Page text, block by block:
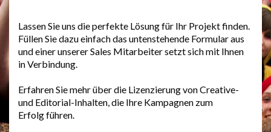
Lassen Sie uns die perfekte Lösung für Ihr Projekt finden.
Füllen Sie dazu einfach das untenstehende Formular aus
und einer unserer Sales Mitarbeiter setzt sich mit Ihnen
in Verbindung.
Erfahren Sie mehr über die Lizenzierung von Creative-
und Editorial-Inhalten, die Ihre Kampagnen zum
Erfolg führen.